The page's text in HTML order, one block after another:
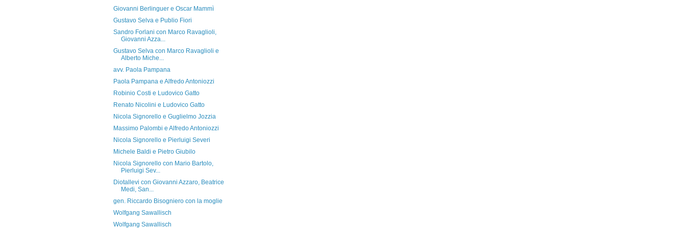
Giovanni Berlinguer e Oscar Mammì
Gustavo Selva e Publio Fiori
Sandro Forlani con Marco Ravaglioli,
Giovanni Azza...
Gustavo Selva con Marco Ravaglioli e
Alberto Miche...
avv. Paola Pampana
Paola Pampana e Alfredo Antoniozzi
Robinio Costi e Ludovico Gatto
Renato Nicolini e Ludovico Gatto
Nicola Signorello e Guglielmo Jozzia
Massimo Palombi e Alfredo Antoniozzi
Nicola Signorello e Pierluigi Severi
Michele Baldi e Pietro Giubilo
Nicola Signorello con Mario Bartolo,
Pierluigi Sev...
Diotallevi con Giovanni Azzaro, Beatrice
Medi, San...
gen. Riccardo Bisogniero con la moglie
Wolfgang Sawallisch
Wolfgang Sawallisch